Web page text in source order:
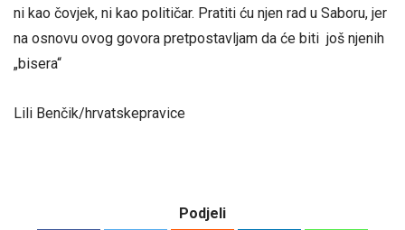
ni kao čovjek, ni kao političar. Pratiti ću njen rad u Saboru, jer
na osnovu ovog govora pretpostavljam da će biti još njenih
„bisera“
Lili Benčik/hrvatskepravice
Podjeli